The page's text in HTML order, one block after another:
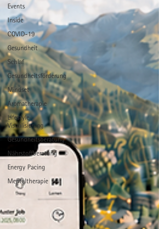
Events
Inside
COVID-19
Gesundheit
Schlaf
Gesundheitsförderung
Mindset
Aromatherapie
Lifestyle-
Visualisierung
Gesundheitsberatung
Nährstoffberatung
Energy Pacing
Mentaltherapie